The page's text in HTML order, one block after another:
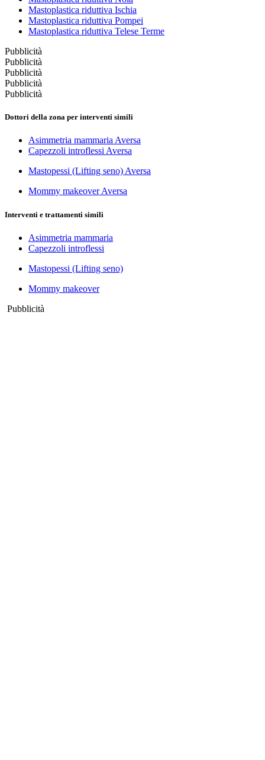
Mastoplastica riduttiva Ischia
Mastoplastica riduttiva Pompei
Mastoplastica riduttiva Telese Terme
Pubblicità
Pubblicità
Pubblicità
Pubblicità
Pubblicità
Dottori della zona per interventi simili
Asimmetria mammaria Aversa
Capezzoli introflessi Aversa
Mastopessi (Lifting seno) Aversa
Mommy makeover Aversa
Interventi e trattamenti simili
Asimmetria mammaria
Capezzoli introflessi
Mastopessi (Lifting seno)
Mommy makeover
Pubblicità